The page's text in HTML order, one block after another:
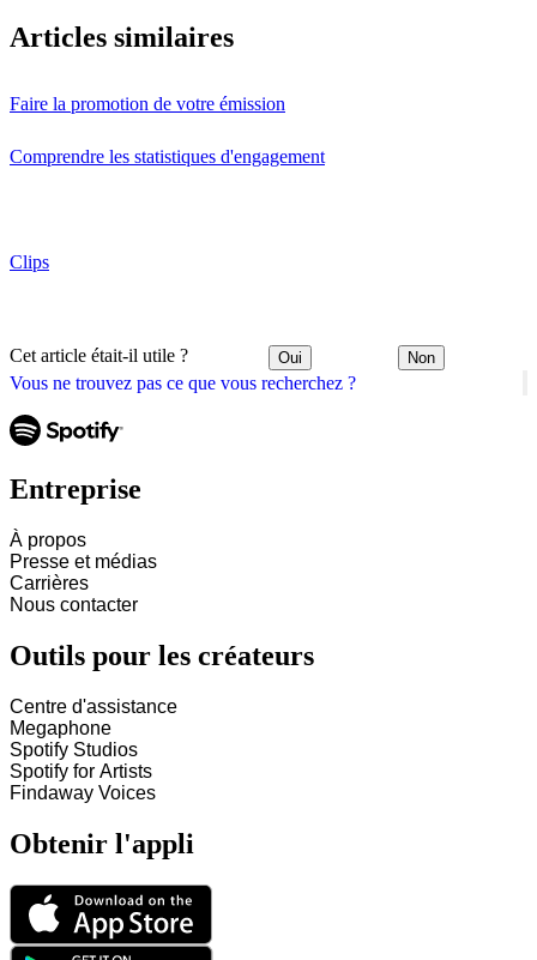
Vous ne trouvez pas ce que vous recherchez ?
Articles similaires
Faire la promotion de votre émission
Comprendre les statistiques d'engagement
Clips
Cet article était-il utile ? Oui Non
Entreprise
À propos
Presse et médias
Carrières
Nous contacter
Outils pour les créateurs
Centre d'assistance
Megaphone
Spotify Studios
Spotify for Artists
Findaway Voices
Obtenir l'appli